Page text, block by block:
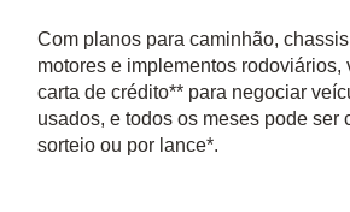
Com planos para caminhão,
motores e implementos rodoviários,
carta de crédito** para negociar
usados, e todos os meses pode ser
sorteio ou por lance*.